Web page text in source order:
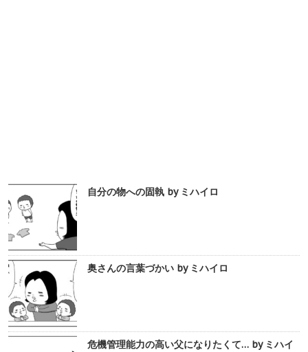
自分の物への固執 by ミハイロ
奥さんの言葉づかい by ミハイロ
危機管理能力の高い父になりたくて… by ミハイ